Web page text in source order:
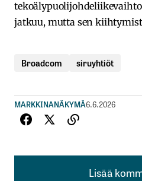
jatkuu, mutta sen
Broadcom siruyhtiöt
MARKKINANÄKYMÄ6.6.2026
Lisää